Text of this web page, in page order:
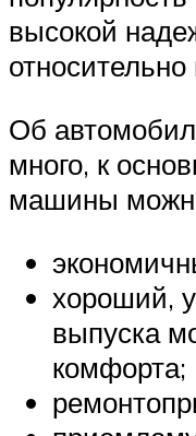
высокой
Об
много, к
машины
хороший,
выпуска
комфорта;